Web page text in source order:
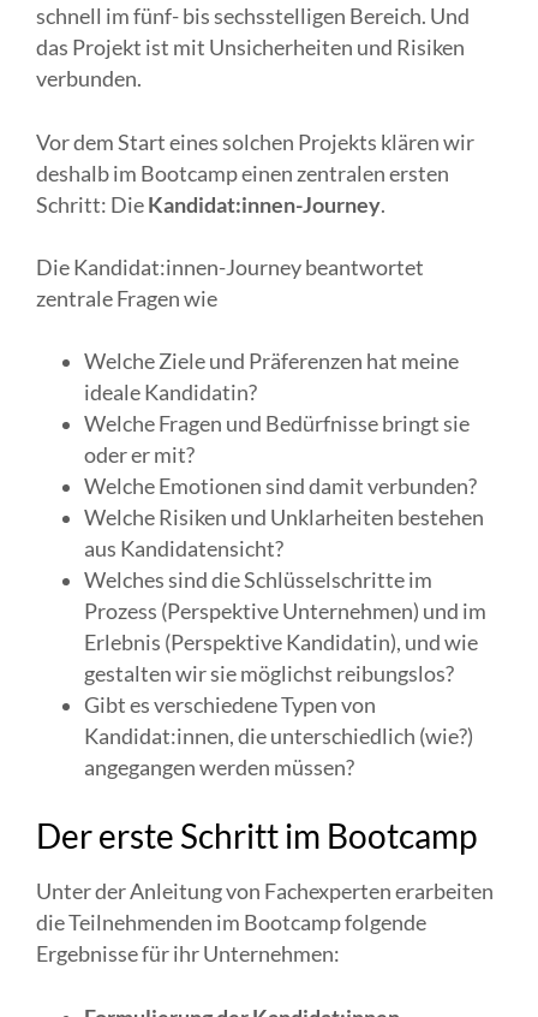
schnell im fünf- bis sechsstelligen Bereich. Und
das Projekt ist mit Unsicherheiten und Risiken
verbunden.
Vor dem Start eines solchen Projekts klären wir
deshalb im Bootcamp einen zentralen ersten
Schritt: DieKandidat:innen-Journey.
Die Kandidat:innen-Journey beantwortet
zentrale Fragen wie
Welche Ziele und Präferenzen hat meine
ideale Kandidatin?
Welche Fragen und Bedürfnisse bringt sie
oder er mit?
Welche Emotionen sind damit verbunden?
Welche Risiken und Unklarheiten bestehen
aus Kandidatensicht?
Welches sind die Schlüsselschritte im
Prozess (Perspektive Unternehmen) und im
Erlebnis (Perspektive Kandidatin), und wie
gestalten wir sie möglichst reibungslos?
Gibt es verschiedene Typen von
Kandidat:innen, die unterschiedlich (wie?)
angegangen werden müssen?
Der erste Schritt im Bootcamp
Unter der Anleitung von Fachexperten erarbeiten
die Teilnehmenden im Bootcamp folgende
Ergebnisse für ihr Unternehmen: